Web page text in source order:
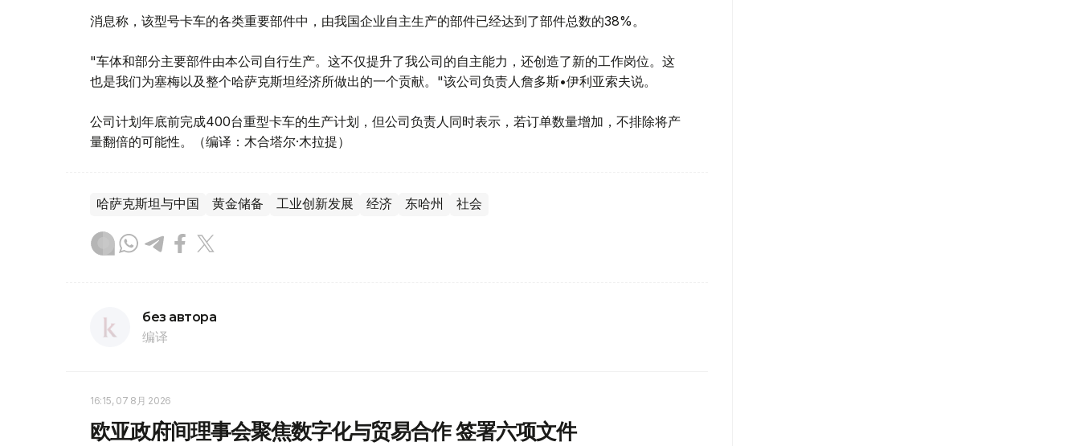
消息称，该型号卡车的各类重要部件中，由我国企业自主生产的部件已经达到了部件总数的38%。
"车体和部分主要部件由本公司自行生产。这不仅提升了我公司的自主能力，还创造了新的工作岗位。这
也是我们为塞梅以及整个哈萨克斯坦经济所做出的一个贡献。"该公司负责人詹多斯•伊利亚索夫说。
公司计划年底前完成400台重型卡车的生产计划，但公司负责人同时表示，若订单数量增加，不排除将产
量翻倍的可能性。（编译：木合塔尔·木拉提）
哈萨克斯坦与中国 黄金储备 工业创新发展 经济 东哈州 社会
без автора
编译
16:15, 07 8月 2026
欧亚政府间理事会聚焦数字化与贸易合作 签署六项文件